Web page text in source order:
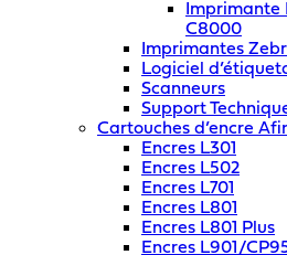
Imprimante
C8000
Imprimantes
Logiciel
Scanneurs
Support
Cartouches d’encre
Encres L301
Encres L502
Encres L701
Encres L801
Encres L801 Plus
Encres L901/